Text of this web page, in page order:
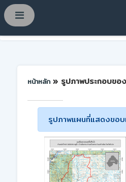
หน้าหลัก » รูปภาพประกอบขอ
รูปภาพแผนที่แสดงขอบ